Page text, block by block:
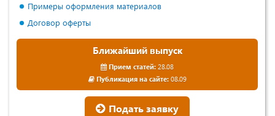
Примеры оформления материалов
Договор оферты
Ближайший выпуск
Прием статей: 28.08
Публикация на сайте:08.09
Подать заявку